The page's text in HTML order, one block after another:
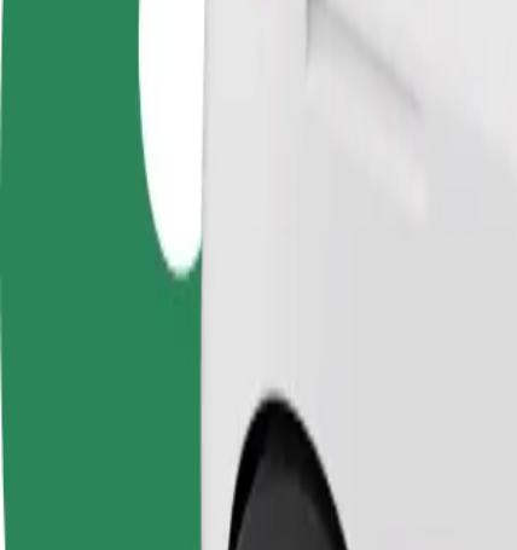
Ψάχνεις τον καλύτερο τρόπο να φτάσεις από Candles & Oud σε
Candles & Oud
Backup power supply
Η άνεση και η ευκολία λίγα κλικ μακριά!
Αξιόπιστες διαδρομές με καθημερινά αυτοκίνητα μεσαίου